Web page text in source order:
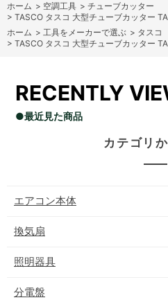
ホーム > 空調工具 > チューブカッター
> TASCO タスコ 大型チューブカッター
ホーム > 工具をメーカーで選ぶ > タスコ
> TASCO タスコ 大型チューブカッター
RECENTLY
●最近見た商品
カテゴリ
エアコン本体
換気扇
照明器具
分電盤